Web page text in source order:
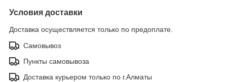
Условия доставки
Доставка осуществляется только по предоплате.
Самовывоз
Пункты самовывоза
Доставка курьером только по г.Алматы